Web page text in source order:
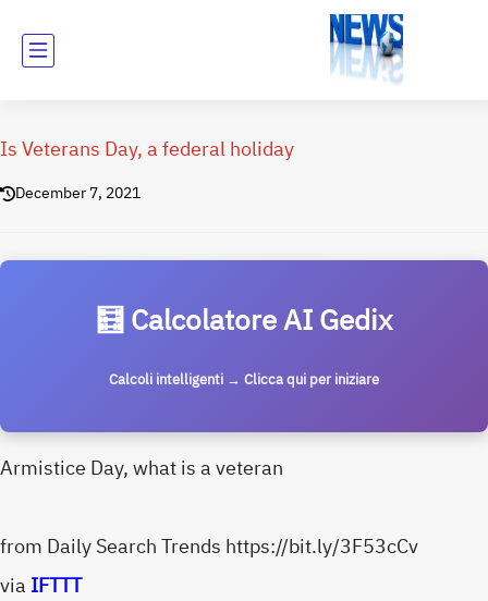
Is Veterans Day, a federal holiday
December 7, 2021
🧮 Calcolatore AI Gedix
Calcoli intelligenti → Clicca qui per iniziare
Armistice Day, what is a veteran
from Daily Search Trends https://bit.ly/3F53cCv
via IFTTT